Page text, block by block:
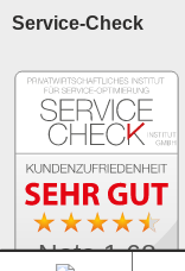
Service-Check
Note 1.68